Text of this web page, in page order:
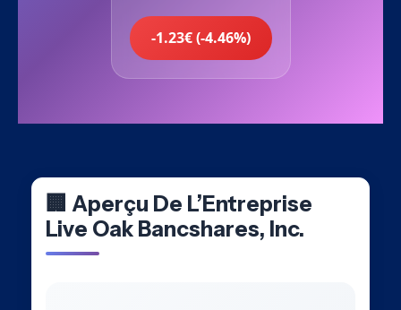
-1.23€ (-4.46%)
🏢 Aperçu De L’Entreprise
Live Oak Bancshares, Inc.